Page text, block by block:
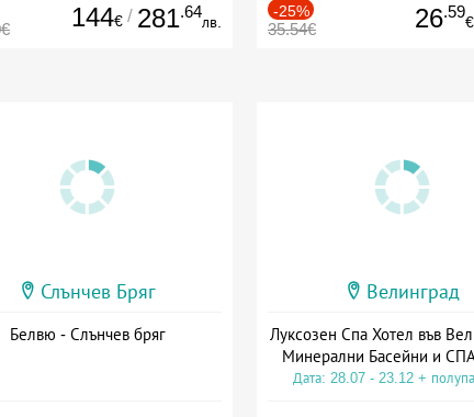
144€ / 281.64
лв.
-25%
35.54€ 26.59
€
Слънчев Бряг
Белвю - Слънчев бряг
Велинград
Луксозен Спа Хотел във
Минерални Басейни и
Дата: 28.07 - 23.12 +